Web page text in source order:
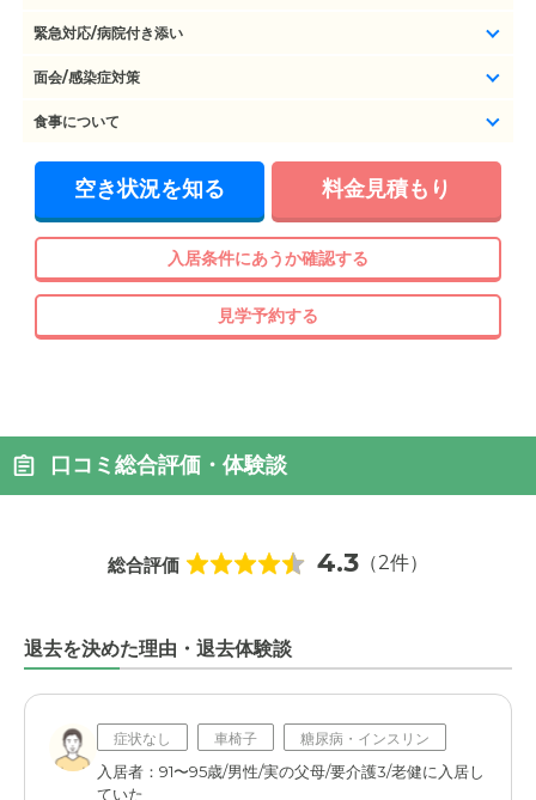
緊急対応/病院付き添い
面会/感染症対策
食事について
空き状況を知る 料金見積もり
入居条件にあうか確認する
見学予約する
口コミ総合評価・体験談
総合評価 4.3 （2件）
退去を決めた理由・退去体験談
症状なし 車椅子 糖尿病・インスリン
入居者：91〜95歳/男性/実の父母/要介護3/老健に入居し
ていた